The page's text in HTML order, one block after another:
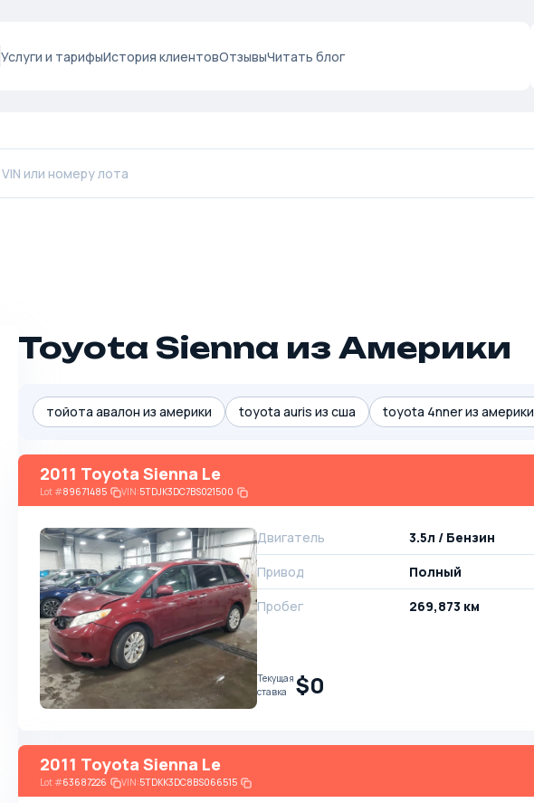
Услуги и тарифыИстория клиентовОтзывыЧитать блог
Toyota Sienna из Америки
тойота авалон из америки toyota auris из сша toyota 4nner из америки
2011 Toyota Sienna Le
Lot#89671485 VIN:5TDJK3DC7BS021500
Двигатель
3.5л / Бензин
Привод
Полный
Пробег
269,873 км
Текущая
ставка
$0
2011 Toyota Sienna Le
Lot#63687226 VIN:5TDKK3DC8BS066515